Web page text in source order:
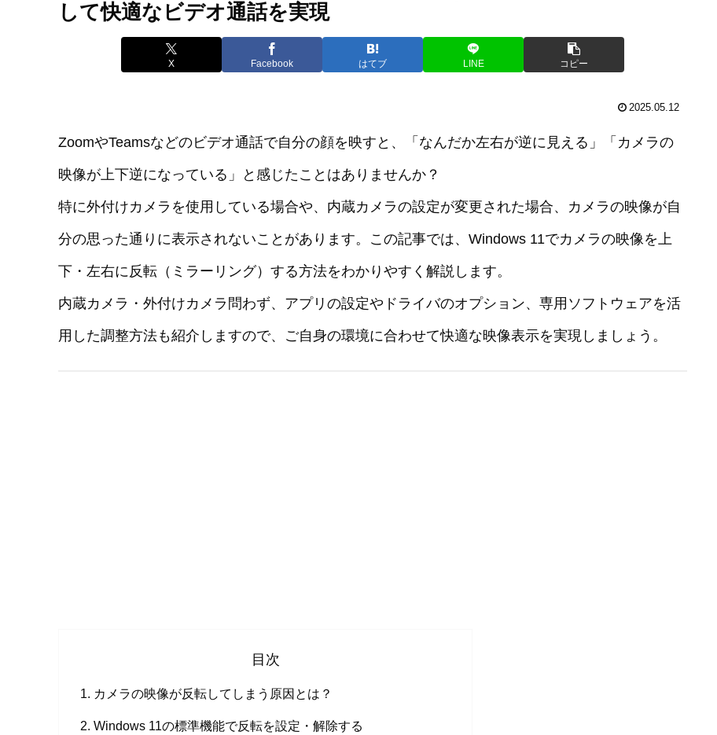
して快適なビデオ通話を実現
X Facebook はてブ LINE コピー
2025.05.12
ZoomやTeamsなどのビデオ通話で自分の顔を映すと、「なんだか左右が逆に見える」「カメラの
映像が上下逆になっている」と感じたことはありませんか？
特に外付けカメラを使用している場合や、内蔵カメラの設定が変更された場合、カメラの映像が自
分の思った通りに表示されないことがあります。この記事では、Windows 11でカメラの映像を上
下・左右に反転（ミラーリング）する方法をわかりやすく解説します。
内蔵カメラ・外付けカメラ問わず、アプリの設定やドライバのオプション、専用ソフトウェアを活
用した調整方法も紹介しますので、ご自身の環境に合わせて快適な映像表示を実現しましょう。
目次
カメラの映像が反転してしまう原因とは？
Windows 11の標準機能で反転を設定・解除する